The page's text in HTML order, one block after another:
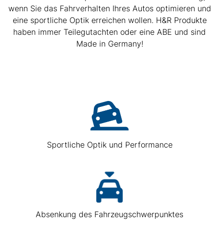
wenn Sie das Fahrverhalten Ihres Autos optimieren und
eine sportliche Optik erreichen wollen. H&R Produkte
haben immer Teilegutachten oder eine ABE und sind
Made in Germany!
Sportliche Optik und Performance
Absenkung des Fahrzeugschwerpunktes